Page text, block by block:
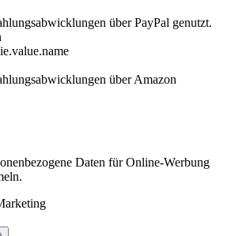
über PayPal genutzt.
über Amazon
Daten für Online-Werbung